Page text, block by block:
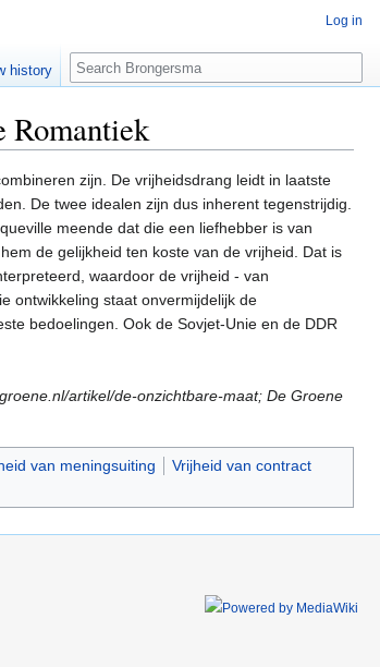
Romantiek
zijn. De vrijheidsdrang leidt in laatste
De twee idealen zijn dus inherent tegenstrijdig.
meende dat die een liefhebber is van
de gelijkheid ten koste van de vrijheid. Dat is
waardoor de vrijheid - van
ontwikkeling staat onvermijdelijk de
bedoelingen. Ook de Sovjet-Unie en de DDR
artikel/de-onzichtbare-maat; De Groene
van meningsuiting
Vrijheid van contract
Log in
history Search